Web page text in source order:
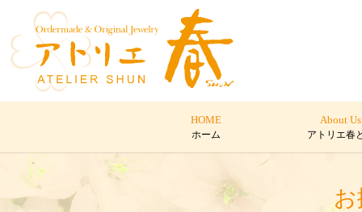
HOME
ホーム
About Us
アトリエ春